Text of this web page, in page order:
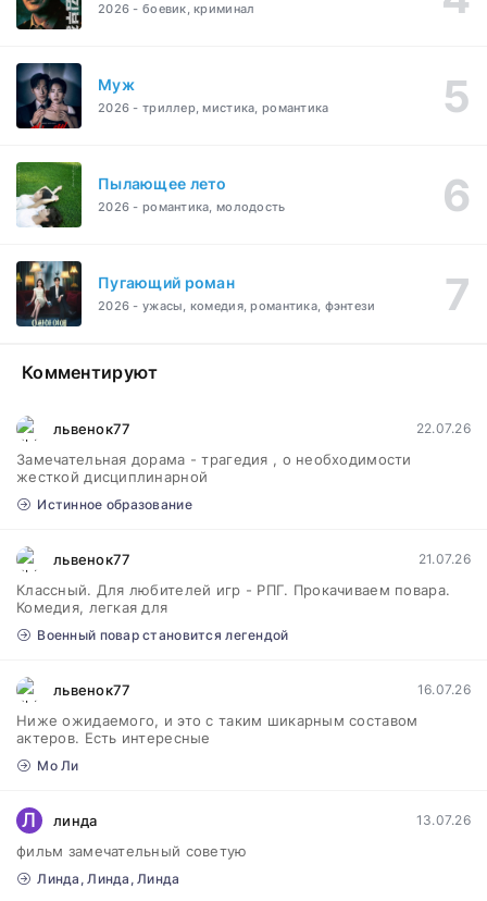
2026 - боевик, криминал
Муж
2026 - триллер, мистика, романтика
Пылающее лето
2026 - романтика, молодость
Пугающий роман
2026 - ужасы, комедия, романтика, фэнтези
Комментируют
львенок77 22.07.26
Замечательная дорама - трагедия , о необходимости
жесткой дисциплинарной
Истинное образование
львенок77 21.07.26
Классный. Для любителей игр - РПГ. Прокачиваем повара.
Комедия, легкая для
Военный повар становится легендой
львенок77 16.07.26
Ниже ожидаемого, и это с таким шикарным составом
актеров. Есть интересные
Мо Ли
Л линда 13.07.26
фильм замечательный советую
Линда, Линда, Линда